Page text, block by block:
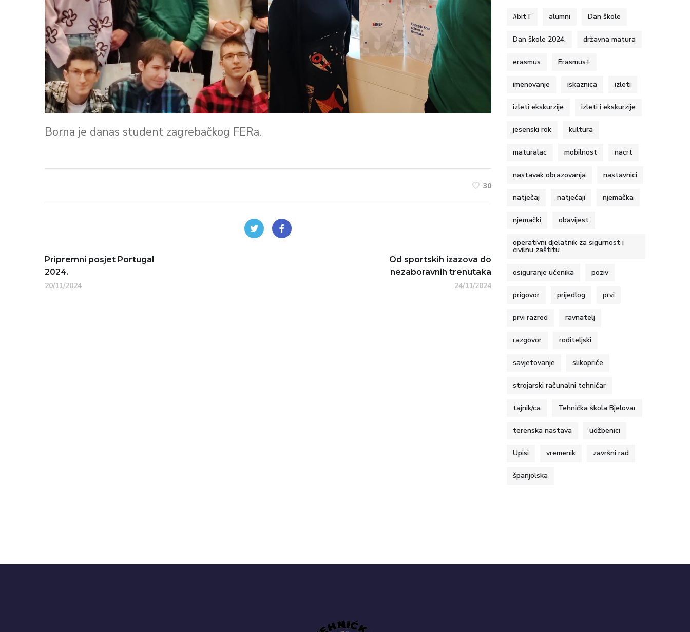
Borna je danas student zagrebačkog FERa.
30
Pripremni posjet Portugal
2024.
20/11/2024
Od sportskih izazova do
nezaboravnih trenutaka
24/11/2024
#bitT alumni Dan škole
Dan škole 2024. državna matura
erasmus Erasmus+
imenovanje iskaznica izleti
izleti ekskurzije izleti i ekskurzije
jesenski rok kultura
maturalac mobilnost nacrt
nastavak obrazovanja nastavnici
natječaj natječaji njemačka
njemački obavijest
operativni djelatnik za sigurnost i
civilnu zaštitu
osiguranje učenika poziv
prigovor prijedlog prvi
prvi razred ravnatelj
razgovor roditeljski
savjetovanje slikopriče
strojarski računalni tehničar
tajnik/ca Tehnička škola Bjelovar
terenska nastava udžbenici
Upisi vremenik završni rad
španjolska